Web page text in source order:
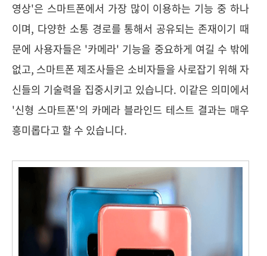
영상'은 스마트폰에서 가장 많이 이용하는 기능 중 하나
이며, 다양한 소통 경로를 통해서 공유되는 존재이기 때
문에 사용자들은 '카메라' 기능을 중요하게 여길 수 밖에
없고, 스마트폰 제조사들은 소비자들을 사로잡기 위해 자
신들의 기술력을 집중시키고 있습니다. 이같은 의미에서
'신형 스마트폰'의 카메라 블라인드 테스트 결과는 매우
흥미롭다고 할 수 있습니다.